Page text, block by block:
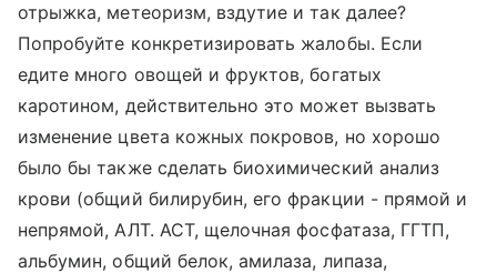
отрыжка, метеоризм, вздутие и так далее?
Попробуйте конкретизировать жалобы. Если
едите много овощей и фруктов, богатых
каротином, действительно это может вызвать
изменение цвета кожных покровов, но хорошо
было бы также сделать биохимический анализ
крови (общий билирубин, его фракции - прямой и
непрямой, АЛТ. АСТ, щелочная фосфатаза, ГГТП,
альбумин, общий белок, амилаза, липаза,